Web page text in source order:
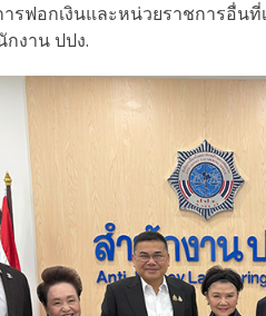
รฟอกเงินและหน่วยราชการอื่น
งาน ปปง.